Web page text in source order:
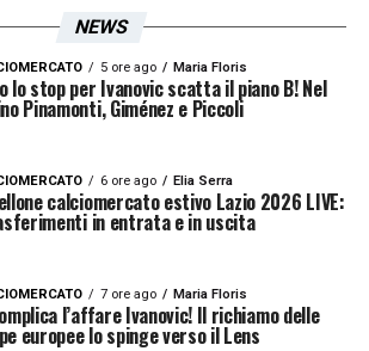
NEWS
5 ore ago Maria Floris
lo stop per Ivanovic scatta il piano B! Nel
Pinamonti, Giménez e Piccoli
6 ore ago Elia Serra
calciomercato estivo Lazio 2026 LIVE:
in entrata e in uscita
7 ore ago Maria Floris
l’affare Ivanovic! Il richiamo delle
europee lo spinge verso il Lens